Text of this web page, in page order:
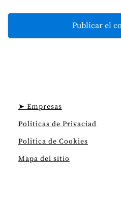
➤ Empresas
Politicas de Privaciad
Politica de Cookies
Mapa del sitio